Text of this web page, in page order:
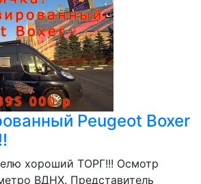
Peugeot Boxer
хороший ТОРГ!!! Осмотр
ВДНХ. Представитель